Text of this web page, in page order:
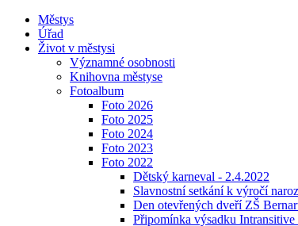
Městys
Úřad
Život v městysi
Významné osobnosti
Knihovna městyse
Fotoalbum
Foto 2026
Foto 2025
Foto 2024
Foto 2023
Foto 2022
Dětský karneval - 2.4.2022
Slavnostní setkání k výročí
Den otevřených dveří ZŠ
Připomínka výsadku